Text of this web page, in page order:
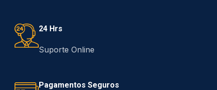
24 Hrs
Suporte Online
Pagamentos Seguros